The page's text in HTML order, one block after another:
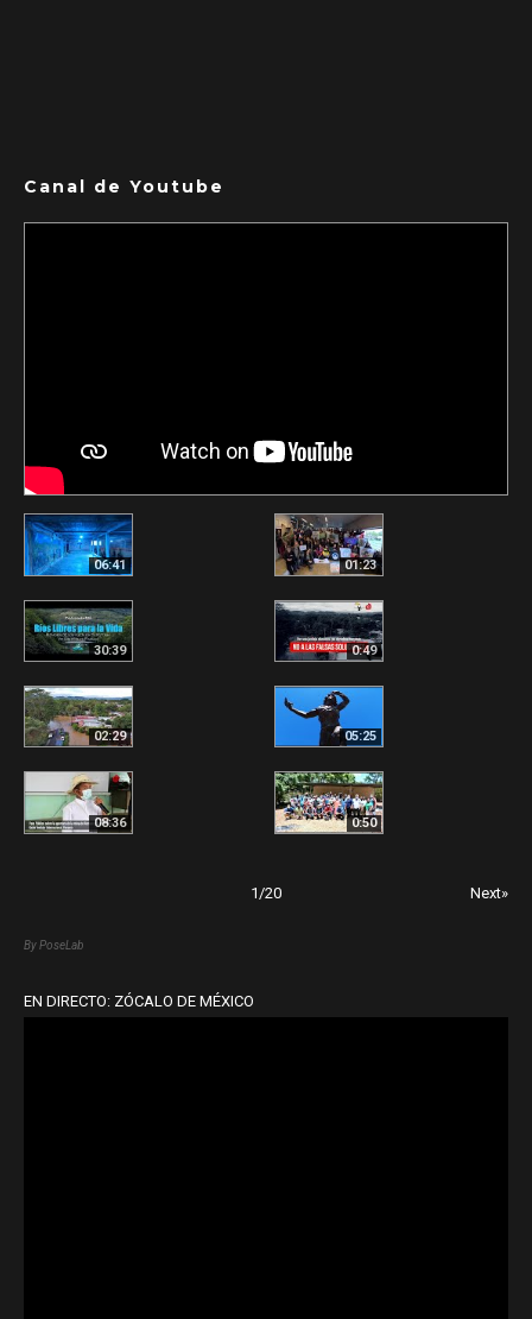
Canal de Youtube
06:41 01:23
30:39 0:49
02:29 05:25
08:36 0:50
1 /20 Next»
By PoseLab
EN DIRECTO: ZÓCALO DE MÉXICO